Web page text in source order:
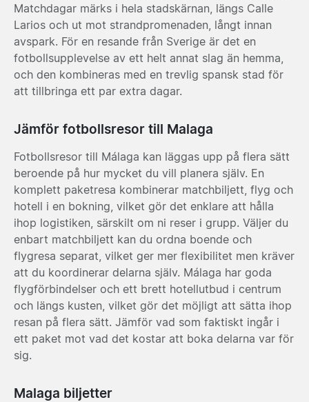
Matchdagar märks i hela stadskärnan, längs Calle
Larios och ut mot strandpromenaden, långt innan
avspark. För en resande från Sverige är det en
fotbollsupplevelse av ett helt annat slag än hemma,
och den kombineras med en trevlig spansk stad för
att tillbringa ett par extra dagar.
Jämför fotbollsresor till Malaga
Fotbollsresor till Málaga kan läggas upp på flera sätt
beroende på hur mycket du vill planera själv. En
komplett paketresa kombinerar matchbiljett, flyg och
hotell i en bokning, vilket gör det enklare att hålla
ihop logistiken, särskilt om ni reser i grupp. Väljer du
enbart matchbiljett kan du ordna boende och
flygresa separat, vilket ger mer flexibilitet men kräver
att du koordinerar delarna själv. Málaga har goda
flygförbindelser och ett brett hotellutbud i centrum
och längs kusten, vilket gör det möjligt att sätta ihop
resan på flera sätt. Jämför vad som faktiskt ingår i
ett paket mot vad det kostar att boka delarna var för
sig.
Malaga biljetter